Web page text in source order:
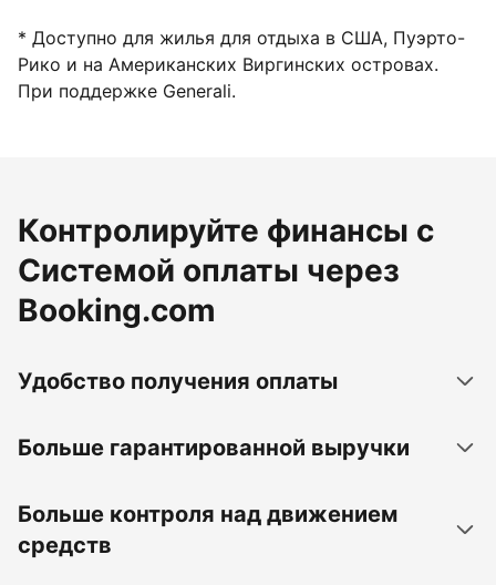
* Доступно для жилья для отдыха в США, Пуэрто-
Рико и на Американских Виргинских островах.
При поддержке Generali.
Контролируйте финансы с
Системой оплаты через
Booking.com
Удобство получения оплаты
Больше гарантированной выручки
Больше контроля над движением
средств